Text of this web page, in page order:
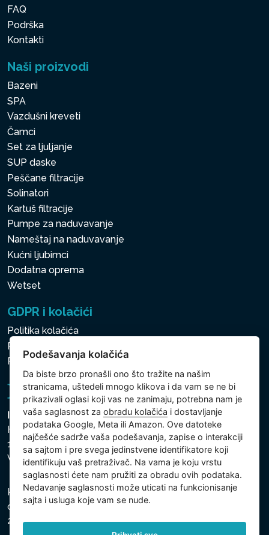
FAQ
Podrška
Kontakti
Naši proizvodi
Bazeni
SPA
Vazdušni kreveti
Čamci
Set za ljuljanje
SUP daske
Peščane filtracije
Solinatori
Kartuš filtracije
Pumpe za naduvavanje
Nameštaj na naduvavanje
Kućni ljubimci
Dodatna oprema
Wetset
GDPR i kolačići
Politika kolačića
Politika zaštite ličnih i drugih obrađivanih podataka
Politika kolačića
Intex Trading, s.r.o.
Hradecká 2526/3
130 00 Praha 3
Vinohrady - Česká republika
Kompanija je registrovana u Opštinskom sudu u Pragu,
odeljak C, uložak 74759, Identifikacioni broj kompanije:
26150808, Poreski identifikacioni broj: CZ26150808.
Podešavanja kolačića
Da biste brzo pronašli ono što tražite na našim
stranicama, uštedeli mnogo klikova i da vam se ne bi
prikazivali oglasi koji vas ne zanimaju, potrebna nam je
vaša saglasnost zaobradu kolačića i dostavljanje
podataka Google, Meta ili Amazon. Ove datoteke
najčešće sadrže vaša podešavanja, zapise o interakciji
sa sajtom i pre svega jedinstvene identifikatore koji
identifikuju vaš pretraživač. Na vama je koju vrstu
saglasnosti ćete nam pružiti za obradu ovih podataka.
Nedavanje saglasnosti može uticati na funkcionisanje
sajta i usluga koje vam se nude.